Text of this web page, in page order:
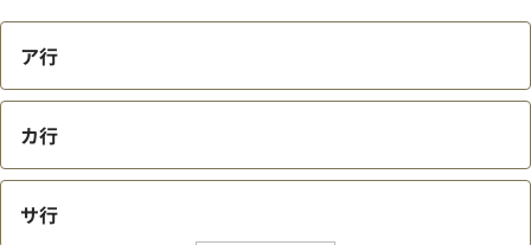
ア行
カ行
サ行